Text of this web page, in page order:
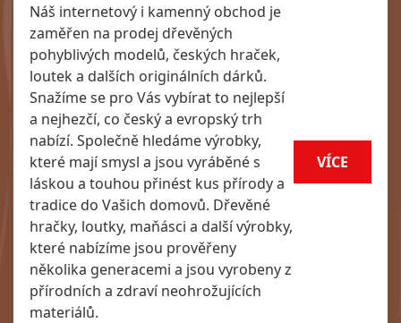
Náš internetový i kamenný obchod je
zaměřen na prodej dřevěných
pohyblivých modelů, českých hraček,
loutek a dalších originálních dárků.
Snažíme se pro Vás vybírat to nejlepší
a nejhezčí, co český a evropský trh
nabízí. Společně hledáme výrobky,
které mají smysl a jsou vyráběné s
láskou a touhou přinést kus přírody a
tradice do Vašich domovů. Dřevěné
hračky, loutky, maňásci a další výrobky,
které nabízíme jsou prověřeny
několika generacemi a jsou vyrobeny z
přírodních a zdraví neohrožujících
materiálů.
VÍCE